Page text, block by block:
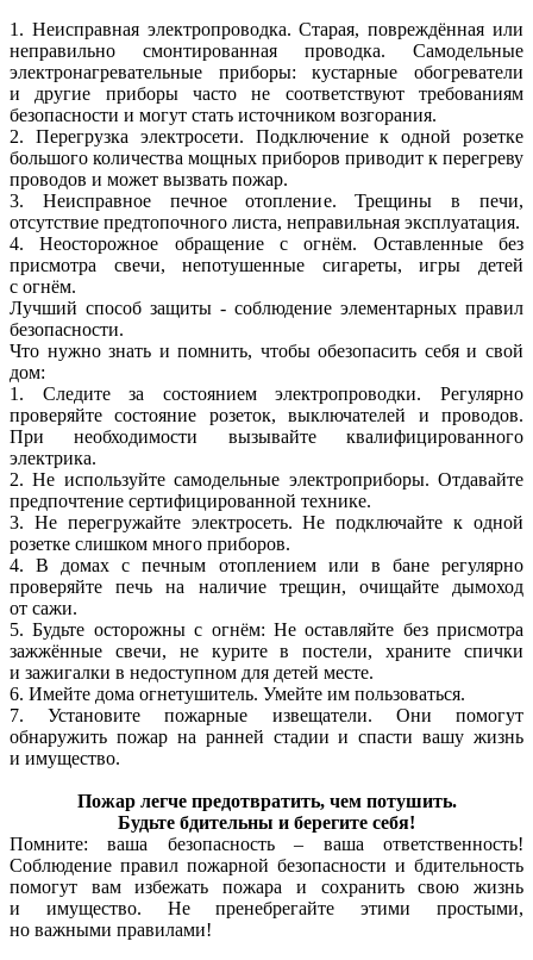
1. Неисправная электропроводка. Старая, повреждённая или
неправильно смонтированная проводка. Самодельные
электронагревательные приборы: кустарные обогреватели
и другие приборы часто не соответствуют требованиям
безопасности и могут стать источником возгорания.
2. Перегрузка электросети. Подключение к одной розетке
большого количества мощных приборов приводит к перегреву
проводов и может вызвать пожар.
3. Неисправное печное отопление. Трещины в печи,
отсутствие предтопочного листа, неправильная эксплуатация.
4. Неосторожное обращение с огнём. Оставленные без
присмотра свечи, непотушенные сигареты, игры детей
с огнём.
Лучший способ защиты - соблюдение элементарных правил
безопасности.
Что нужно знать и помнить, чтобы обезопасить себя и свой
дом:
1. Следите за состоянием электропроводки. Регулярно
проверяйте состояние розеток, выключателей и проводов.
При необходимости вызывайте квалифицированного
электрика.
2. Не используйте самодельные электроприборы. Отдавайте
предпочтение сертифицированной технике.
3. Не перегружайте электросеть. Не подключайте к одной
розетке слишком много приборов.
4. В домах с печным отоплением или в бане регулярно
проверяйте печь на наличие трещин, очищайте дымоход
от сажи.
5. Будьте осторожны с огнём: Не оставляйте без присмотра
зажжённые свечи, не курите в постели, храните спички
и зажигалки в недоступном для детей месте.
6. Имейте дома огнетушитель. Умейте им пользоваться.
7. Установите пожарные извещатели. Они помогут
обнаружить пожар на ранней стадии и спасти вашу жизнь
и имущество.
Пожар легче предотвратить, чем потушить.
Будьте бдительны и берегите себя!
Помните: ваша безопасность – ваша ответственность!
Соблюдение правил пожарной безопасности и бдительность
помогут вам избежать пожара и сохранить свою жизнь
и имущество. Не пренебрегайте этими простыми,
но важными правилами!